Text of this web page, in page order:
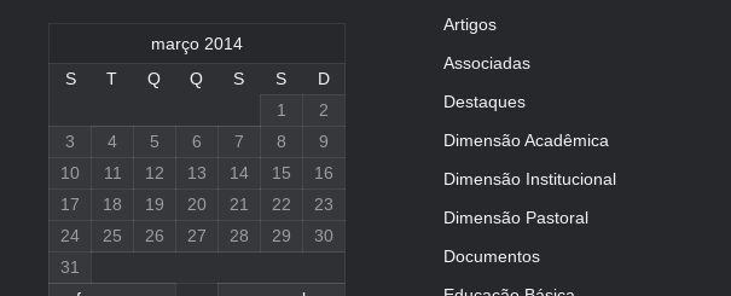
março 2014
S
T Q Q S S D
1
2
3
4 5 6 7 8
9
10
11 12 13 14 15
16
17
18 19 20 21 22
23
24
25 26 27 28 29
30
31
Artigos
Associadas
Destaques
Dimensão Acadêmica
Dimensão Institucional
Dimensão Pastoral
Documentos